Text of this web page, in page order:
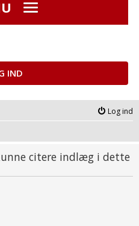
IND
Log ind
citere indlæg i dette